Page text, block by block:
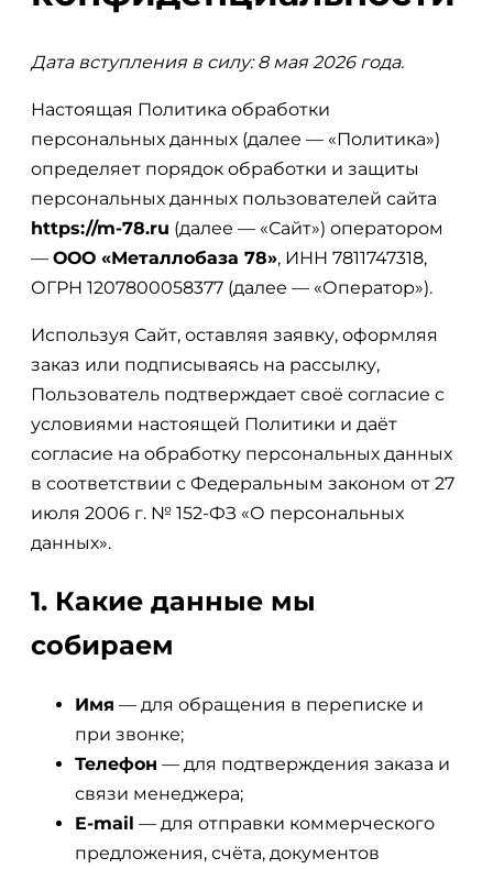
Дата вступления в силу: 8 мая 2026 года.
Настоящая Политика обработки
персональных данных (далее — «Политика»)
определяет порядок обработки и защиты
персональных данных пользователей сайта
https://m-78.ru (далее — «Сайт») оператором
— ООО «Металлобаза 78», ИНН 7811747318,
ОГРН 1207800058377 (далее — «Оператор»).
Используя Сайт, оставляя заявку, оформляя
заказ или подписываясь на рассылку,
Пользователь подтверждает своё согласие с
условиями настоящей Политики и даёт
согласие на обработку персональных данных
в соответствии с Федеральным законом от 27
июля 2006 г. № 152-ФЗ «О персональных
данных».
1. Какие данные мы
собираем
Имя — для обращения в переписке и
при звонке;
Телефон — для подтверждения заказа и
связи менеджера;
E-mail — для отправки коммерческого
предложения, счёта, документов